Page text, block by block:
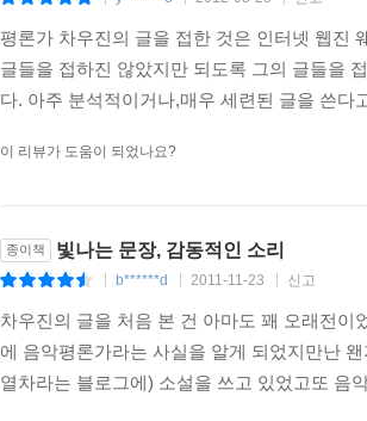
평론가 차우진의 글을 접한 것은 인터넷 웹진
글들을 접하진 않았지만 되도록 그의 글들을
다. 아주 분석적이거나,매우 세련된 글을 쓴
이 리뷰가 도움이 되었나요?
종이책 빛나는 문장, 감동적인 소리
b******d 2011-11-23 신고
차우진의 글을 처음 본 건 아마도 꽤 오래전
에 음악평론가라는 사실을 알게 되었지만난
열차라는 블로그에) 소설을 쓰고 있었고또 음